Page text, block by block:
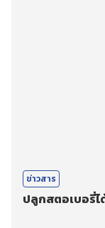
ข่าวสาร
ปลูกสตอเบอรี่ไ